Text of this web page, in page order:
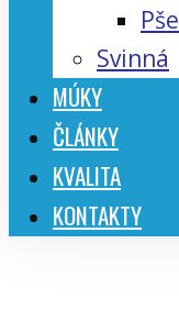
Svinná
MÚKY
ČLÁNKY
KVALITA
KONTAKTY